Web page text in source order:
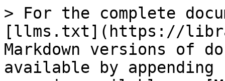
> For the complete
[llms.txt](https://
Markdown versions of
available by